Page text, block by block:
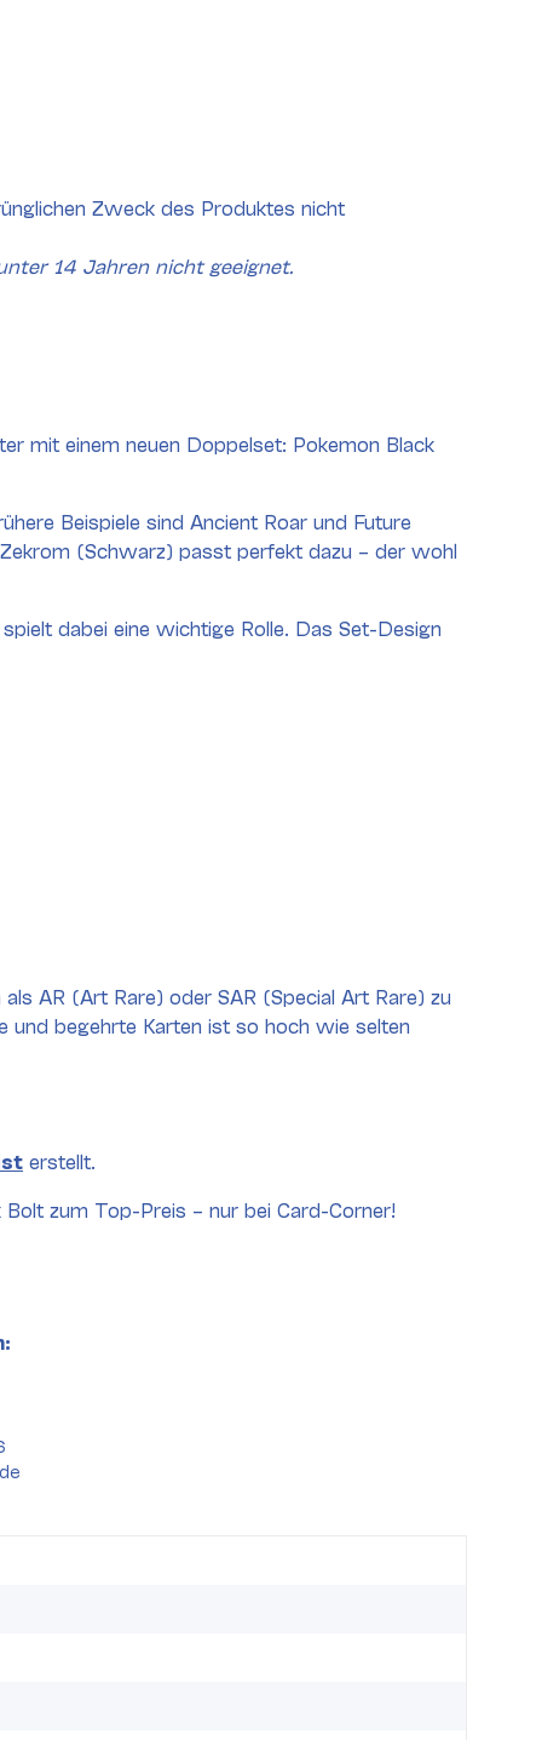
Zweck des Produktes nicht
14 Jahren nicht geeignet.
mit einem neuen Doppelset: Pokemon Black
Beispiele sind Ancient Roar und Future
(Schwarz) passt perfekt dazu – der wohl
dabei eine wichtige Rolle. Das Set-Design
AR (Art Rare) oder SAR (Special Art Rare) zu
und begehrte Karten ist so hoch wie selten
erstellt.
zum Top-Preis – nur bei Card-Corner!